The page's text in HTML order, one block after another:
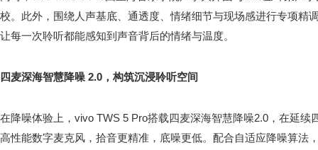
校。此外，围绕人声基底、通透度、情绪细节与现场感进行专项精
让每一次聆听都能感知到声音背后的情绪与温度。
四麦深海智慧降噪 2.0，构筑沉浸聆听空间
在降噪体验上，vivo TWS 5 Pro搭载四麦深海智慧降噪2.0，在延续
高性能数字麦克风，拾音更精准，底噪更低。配合自适应降噪算法